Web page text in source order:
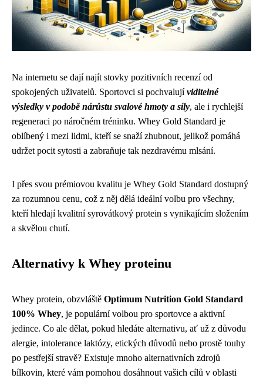
Na internetu se dají najít stovky pozitivních recenzí od
spokojených uživatelů. Sportovci si pochvalujíviditelné
výsledky v podobě nárůstu svalové hmoty a síly, ale i rychlejší
regeneraci po náročném tréninku. Whey Gold Standard je
oblíbený i mezi lidmi, kteří se snaží zhubnout, jelikož pomáhá
udržet pocit sytosti a zabraňuje tak nezdravému mlsání.
I přes svou prémiovou kvalitu je Whey Gold Standard dostupný
za rozumnou cenu, což z něj dělá ideální volbu pro všechny,
kteří hledají kvalitní syrovátkový protein s vynikajícím složením
a skvělou chutí.
Alternativy k Whey proteinu
Whey protein, obzvláště Optimum Nutrition Gold Standard
100% Whey, je populární volbou pro sportovce a aktivní
jedince. Co ale dělat, pokud hledáte alternativu, ať už z důvodu
alergie, intolerance laktózy, etických důvodů nebo prostě touhy
po pestřejší stravě? Existuje mnoho alternativních zdrojů
bílkovin, které vám pomohou dosáhnout vašich cílů v oblasti